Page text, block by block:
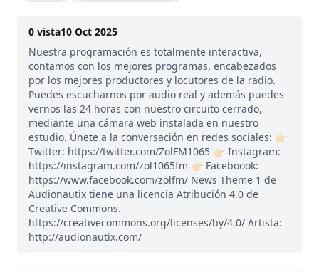
ZOL TV
0 vista10 Oct 2025
Nuestra programación es totalmente interactiva,
contamos con los mejores programas, encabezados
por los mejores productores y locutores de la radio.
Puedes escucharnos por audio real y además puedes
vernos las 24 horas con nuestro circuito cerrado,
mediante una cámara web instalada en nuestro
estudio. Únete a la conversación en redes sociales: 👉🏻
Twitter: https://twitter.com/ZolFM1065 👉🏻 Instagram:
https://instagram.com/zol1065fm 👉🏻 Faceboook:
https://www.facebook.com/zolfm/ News Theme 1 de
Audionautix tiene una licencia Atribución 4.0 de
Creative Commons.
https://creativecommons.org/licenses/by/4.0/ Artista:
http://audionautix.com/